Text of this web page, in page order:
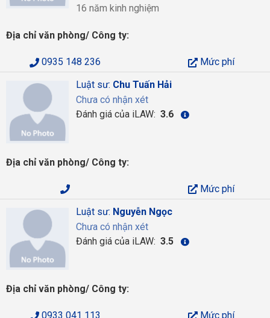
16 năm kinh nghiệm
Địa chỉ văn phòng/ Công ty:
0935 148 236
Mức phí
Luật sư: Chu Tuấn Hải
Chưa có nhận xét
Đánh giá của iLAW: 3.6
Địa chỉ văn phòng/ Công ty:
Mức phí
Luật sư: Nguyễn Ngọc
Chưa có nhận xét
Đánh giá của iLAW: 3.5
Địa chỉ văn phòng/ Công ty:
0933 041 113 Mức phí